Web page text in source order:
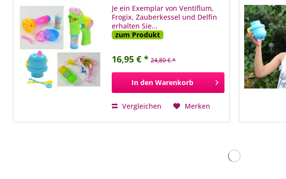
Je ein Exemplar von Ventiflum,
Frogix, Zauberkessel und Delfin
erhalten Sie...
zum Produkt
16,95 € * 24,80 € *
In den Warenkorb
Vergleichen Merken